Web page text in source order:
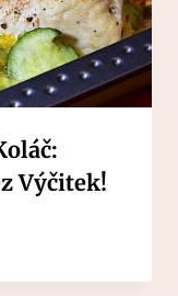
Výčitek!